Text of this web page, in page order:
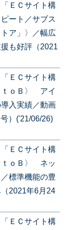
ＥＣサイト構
ート／サブス
ア」〉／幅広
も好評（2021
ＥＣサイト構
ｔｏＢ〉 アイ
入実績／動画
）('21/06/26)
ＥＣサイト構
ｔｏＢ〉 ネッ
標準機能の豊
2021年6月24
ＥＣサイト構